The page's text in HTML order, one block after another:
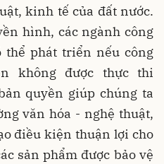
kinh tế của đất nước.
hình, các ngành công
thể phát triển nếu công
không được thực thi
quyền giúp chúng ta
văn hóa - nghệ thuật,
điều kiện thuận lợi cho
sản phẩm được bảo vệ